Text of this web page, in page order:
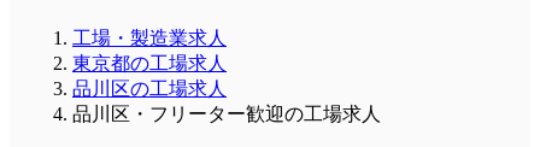
工場・製造業求人
東京都の工場求人
品川区の工場求人
品川区・フリーター歓迎の工場求人